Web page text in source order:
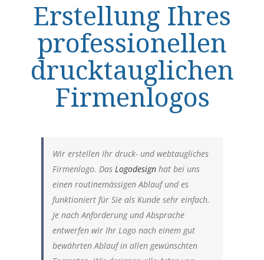
Erstellung Ihres
professionellen
drucktauglichen
Firmenlogos
Wir erstellen Ihr druck- und webtaugliches
Firmenlogo. Das Logodesign hat bei uns
einen routinemässigen Ablauf und es
funktioniert für Sie als Kunde sehr einfach.
Je nach Anforderung und Absprache
entwerfen wir Ihr Logo nach einem gut
bewährten Ablauf in allen gewünschten